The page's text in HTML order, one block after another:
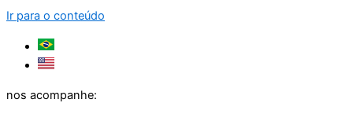
Ir para o conteúdo
nos acompanhe: